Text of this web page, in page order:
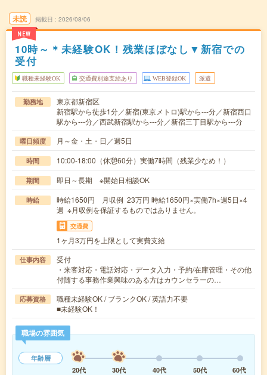
未読
NEW
掲載日 2026/08/06
10時～＊未経験OK！残業ほぼなし▼新宿での
受付
職種未経験OK 交通費別途支給あり WEB登録OK 派遣
勤務地
東京都新宿区
新宿駅から徒歩1分／新宿(東京メトロ)駅から---分／新宿西口
駅から---分／西武新宿駅から---分／新宿三丁目駅から---分
曜日頻度 月～金・土・日／週5日
時間 10:00-18:00（休憩60分）実働7時間（残業少なめ！）
期間 即日～長期 ※開始日相談OK
時給
時給1650円 月収例 23万円 時給1650円×実働7h×週5日×4
週 ※月収例を保証するものではありません。
交通費
1ヶ月3万円を上限として実費支給
仕事内容
受付
・来客対応・電話対応・データ入力・予約/在庫管理・その他
付随する事務作業興味のある方はカウンセラーの…
応募資格
職種未経験OK / ブランクOK / 英語力不要
■未経験OK！
職場の雰囲気
年齢層
20代
30代 40代 50代
60代